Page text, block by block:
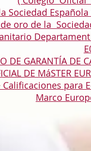
Sociedad
oro de la
DE GARANTÍA DE
DE MáSTER
para
Marco